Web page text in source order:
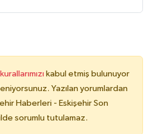
kabul etmiş bulunuyor
Yazılan yorumlardan
Haberleri - Eskişehir Son
sorumlu tutulamaz.